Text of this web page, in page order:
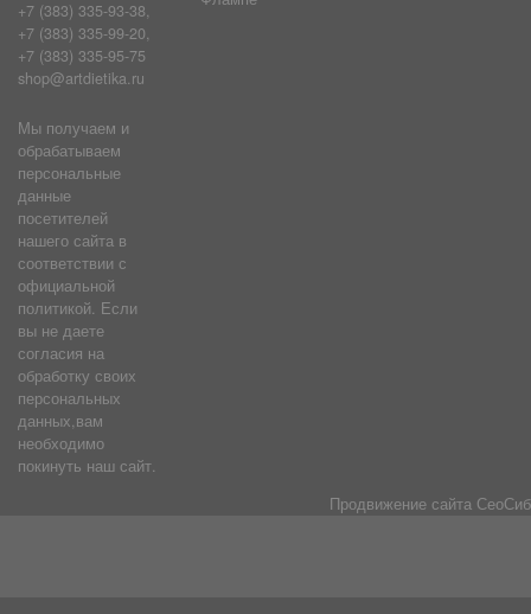
+7 (383) 335-93-38,
+7 (383) 335-99-20,
+7 (383) 335-95-75
shop@artdietika.ru
Мы получаем и
обрабатываем
персональные
данные
посетителей
нашего сайта в
соответствии с
официальной
политикой. Если
вы не даете
согласия на
обработку своих
персональных
данных,вам
необходимо
покинуть наш сайт.
Продвижение сайта СеоСиб